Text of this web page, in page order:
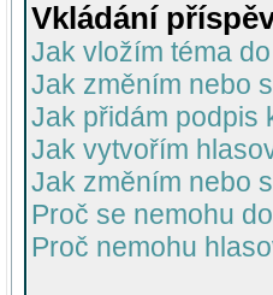
Vkládání
Jak vložím téma
Jak změním nebo
Jak přidám podpis
Jak vytvořím
Jak změním nebo
Proč se nemohu
Proč nemohu